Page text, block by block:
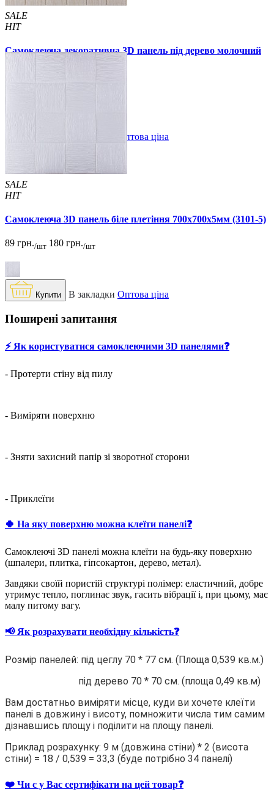
SALE
HIT
Самоклеюча декоративна 3D панель під дерево молочний
дуб 700x700x5мм
160 грн.
Оптова ціна
SALE
HIT
Самоклеюча 3D панель біле плетіння 700x700x5мм (3101-5)
89 грн./шт 180 грн./шт
Купити В закладки Оптова ціна
Поширені запитання
⚡️ Як користуватися самоклеючими 3D панелями❓
- Протерти стіну від пилу
- Виміряти поверхню
- Зняти захисний папір зі зворотної сторони
- Приклеїти
🍀 На яку поверхню можна клеїти панелі❓
Самоклеючі 3D панелі можна клеїти на будь-яку поверхню
(шпалери, плитка, гіпсокартон, дерево, метал).
Завдяки своїй пористій структурі полімер: еластичний, добре
утримує тепло, поглинає звук, гасить вібрації і, при цьому, має
малу питому вагу.
📢 Як розрахувати необхідну кількість❓
Розмір панелей: під цеглу 70 * 77 см. (Площа 0,539 кв.м.)
під дерево 70 * 70 см. (площа 0,49 кв.м)
Вам достатньо виміряти місце, куди ви хочете клеїти
панелі в довжину і висоту, помножити числа тим самим
дізнавшись площу і поділити на площу панелі.
Приклад розрахунку: 9 м (довжина стіни) * 2 (висота
стіни) = 18 / 0,539 = 33,3 (буде потрібно 34 панелі)
❤️ Чи є у Вас сертифікати на цей товар❓